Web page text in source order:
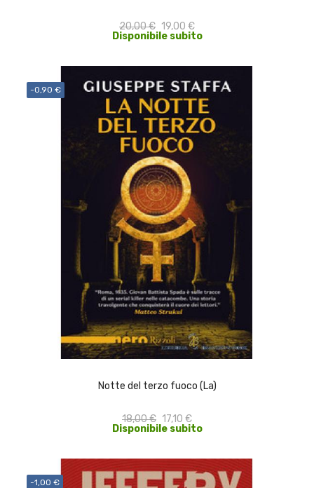
20,00 € 19,00 €
Disponibile subito
-0,90 €
Notte del terzo fuoco (La)
18,00 € 17,10 €
Disponibile subito
ACQUISTA
-1,00 €